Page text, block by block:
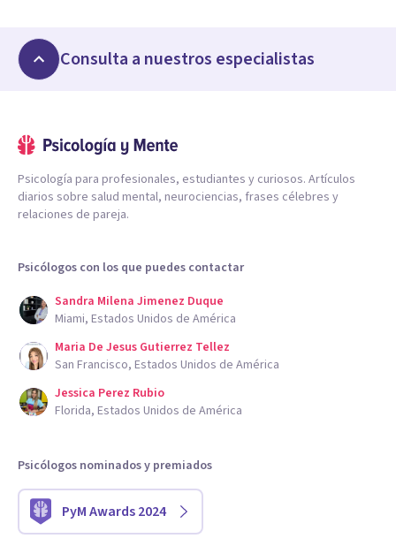
Consulta a nuestros especialistas
Psicología para profesionales, estudiantes y curiosos. Artículos
diarios sobre salud mental, neurociencias, frases célebres y
relaciones de pareja.
Psicólogos con los que puedes contactar
Sandra Milena Jimenez Duque
Miami, Estados Unidos de América
Maria De Jesus Gutierrez Tellez
San Francisco, Estados Unidos de América
Jessica Perez Rubio
Florida, Estados Unidos de América
Psicólogos nominados y premiados
PyM Awards 2024